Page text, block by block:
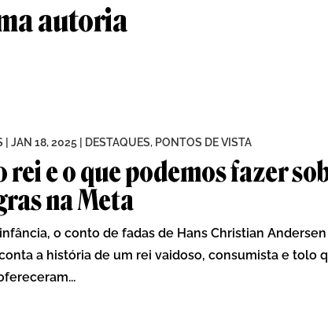
autoria
rei e o que podemos fazer
na Meta
JAN 18, 2025| DESTAQUES, PONTOS DE VISTA
o conto de fadas de Hans Christian
a história de um rei vaidoso, consumista e tolo